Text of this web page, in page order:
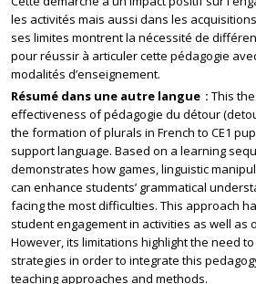
les activités mais aussi dans les
ses limites montrent la nécessité de
pour réussir à articuler cette pédagogie
modalités d’enseignement.
Résumé dans une autre langue
This
effectiveness of pédagogie du détour
the formation of plurals in French to CE1
support language. Based on a learning
demonstrates how games, linguistic
can enhance students’ grammatical
facing the most difficulties. This approach
student engagement in activities as well as
However, its limitations highlight the need
strategies in order to integrate this
teaching approaches and methods.